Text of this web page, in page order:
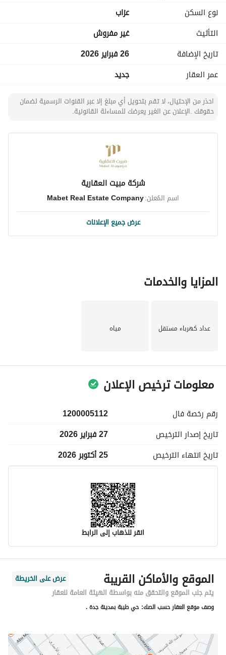
نوع السكن
عزاب
التأثيث
غير مفروش
تاريخ الإضافة
26 فبراير 2026
عمر العقار
جديد
احذر من الإحتيال، لا تقم بتحويل أي مبلغ إلا عبر القنوات الرسمية لضمان
حقوقك .الإعلان عن الغير يعرضك للمساءلة القانونية.
شركة مبيت العقارية
اسم المُعلن:Mabet Real Estate Company
عرض جميع الإعلانات
المزايا والخدمات
عداد كهرباء مستقل مياه
معلومات ترخيص الإعلان
رقم رخصة فال
1200005112
تاريخ إصدار الترخيص
27 فبراير 2026
تاريخ انتهاء الترخيص 25 أكتوبر 2026
انقر للذهاب إلى الرابط
معلومات مسؤول الإعلان
اسم المسؤول
مصعب حبيب الله محمد رحيم التركستاني
رقم المسؤول
0544423530
الموقع
الموقع والأماكن القريبة
عرض على الخريطة
يتم جلب الموقع والتحقق منه بواسطة الهيئة العامة للعقار
وصف موقع العقار حسب الصك: حي طيبة بمدينة جدة .